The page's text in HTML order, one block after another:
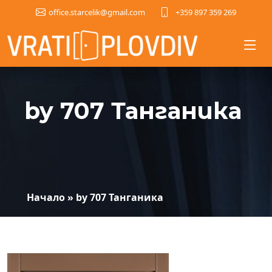
office.starcelik@gmail.com +359 897 359 269
by 707 Танганика
Начало» by 707 Танганика